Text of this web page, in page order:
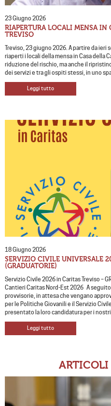
23 Giugno 2026
RIAPERTURA LOCALI MENSA IN
TREVISO
Treviso, 23 giugno 2026. A partire da ieri
riaperti i locali della mensa in Casa della
riduzione del rischio, ma anche il
dei servizi e tra gli ospiti stessi, in uno
Leggi tutto
18 Giugno 2026
SERVIZIO CIVILE UNIVERSALE
(GRADUATORIE)
Servizio Civile 2026 in Caritas Treviso –
Cantieri Caritas Nord-Est 2026 A
provvisorie, in attesa che vengano
per le Politiche Giovanili e il Servizio
presentato la loro candidatura per i
Leggi tutto
ARTICOLI